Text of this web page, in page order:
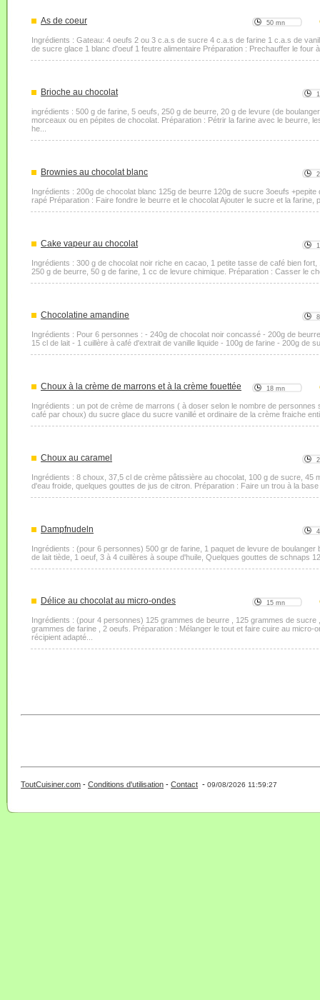
As de coeur 50 mn
Ingrédients : Gateau: 4 oeufs 2 ou 3 c.a.s de sucre 4 c.a.s de farine 1 c.a.s de
de sucre glace 1 blanc d'oeuf 1 feutre alimentaire Préparation : Prechauffer le four
Brioche au chocolat
ingrédients : 500 g de farine, 5 oeufs, 250 g de beurre, 20 g de levure (de
morceaux ou en pépites de chocolat. Préparation : Pétrir la farine avec le beurre,
he...
Brownies au chocolat blanc
Ingrédients : 200g de chocolat blanc 125g de beurre 120g de sucre 3oeufs
rapé Préparation : Faire fondre le beurre et le chocolat Ajouter le sucre et la farine,
Cake vapeur au chocolat
Ingrédients : 300 g de chocolat noir riche en cacao, 1 petite tasse de café bien
250 g de beurre, 50 g de farine, 1 cc de levure chimique. Préparation : Casser le
Chocolatine amandine
Ingrédients : Pour 6 personnes : - 240g de chocolat noir concassé - 200g de
15 cl de lait - 1 cuillère à café d'extrait de vanille liquide - 100g de farine - 200g de
Choux à la crème de marrons et à la crème fouettée 18 mn
Ingrédients : un pot de crème de marrons ( à doser selon le nombre de personnes
café par choux) du sucre glace du sucre vanillé et ordinaire de la crème fraiche
Choux au caramel
Ingrédients : 8 choux, 37,5 cl de crème pâtissière au chocolat, 100 g de sucre, 45
d'eau froide, quelques gouttes de jus de citron. Préparation : Faire un trou à la
Dampfnudeln
Ingrédients : (pour 6 personnes) 500 gr de farine, 1 paquet de levure de
de lait tiède, 1 oeuf, 3 à 4 cuillères à soupe d'huile, Quelques gouttes de schnaps
Délice au chocolat au micro-ondes 15 mn
Ingrédients : (pour 4 personnes) 125 grammes de beurre , 125 grammes de
grammes de farine , 2 oeufs. Préparation : Mélanger le tout et faire cuire au micro-
récipient adapté...
ToutCuisiner.com - Conditions d'utilisation - Contact - 09/08/2026 11:59:27